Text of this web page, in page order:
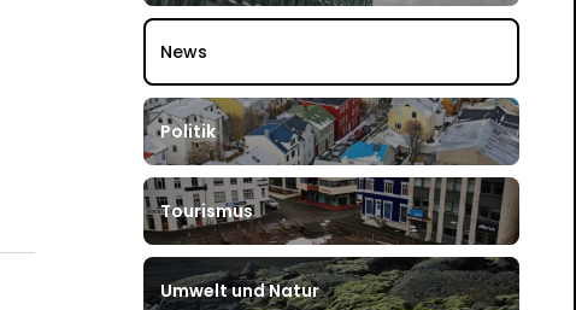
News
Politik
Tourismus
Umwelt und Natur